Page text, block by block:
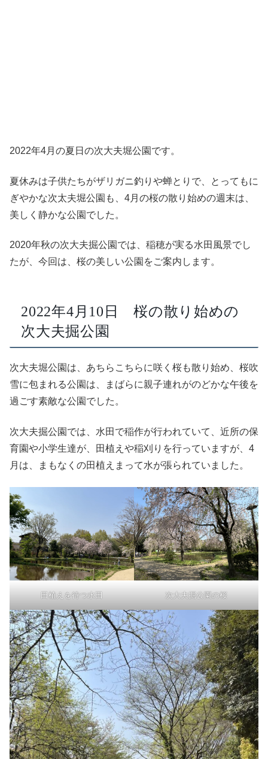
2022年4月の夏日の次大夫堀公園です。
夏休みは子供たちがザリガニ釣りや蝉とりで、とってもに
ぎやかな次太夫堀公園も、4月の桜の散り始めの週末は、
美しく静かな公園でした。
2020年秋の次大夫掘公園では、稲穂が実る水田風景でし
たが、今回は、桜の美しい公園をご案内します。
2022年4月10日 桜の散り始めの
次大夫掘公園
次大夫堀公園は、あちらこちらに咲く桜も散り始め、桜吹
雪に包まれる公園は、まばらに親子連れがのどかな午後を
過ごす素敵な公園でした。
次大夫掘公園では、水田で稲作が行われていて、近所の保
育園や小学生達が、田植えや稲刈りを行っていますが、4
月は、まもなくの田植えまって水が張られていました。
田植えを待つ水田 次大夫掘公園の桜